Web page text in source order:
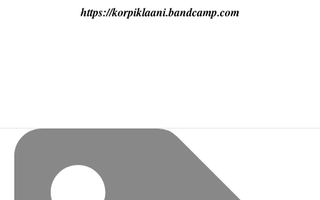
https://korpiklaani.bandcamp.com